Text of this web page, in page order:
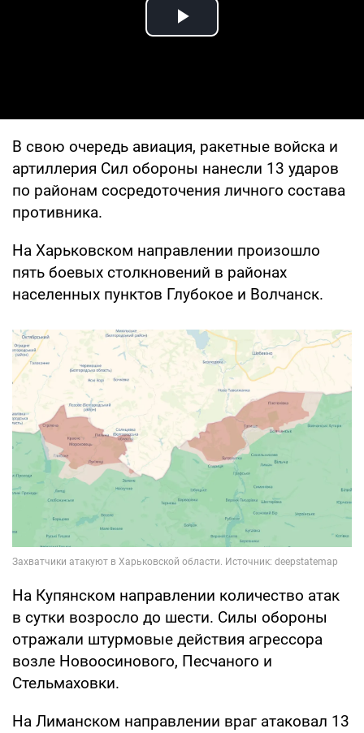
Play Video
В свою очередь авиация, ракетные войска и
артиллерия Сил обороны нанесли 13 ударов
по районам сосредоточения личного состава
противника.
На Харьковском направлении произошло
пять боевых столкновений в районах
населенных пунктов Глубокое и Волчанск.
На Купянском направлении количество атак
в сутки возросло до шести. Силы обороны
отражали штурмовые действия агрессора
возле Новоосинового, Песчаного и
Стельмаховки.
На Лиманском направлении враг атаковал 13